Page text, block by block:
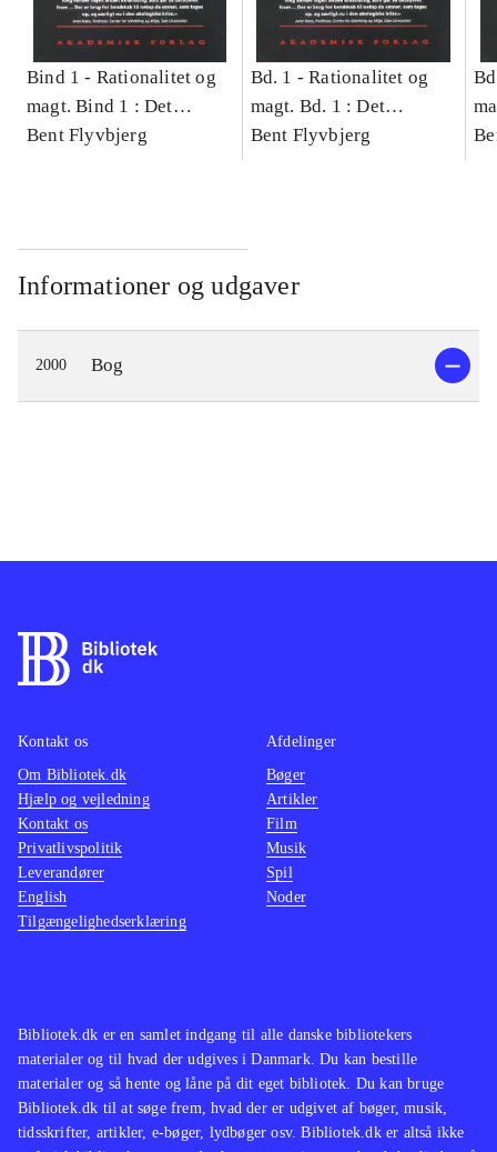
Bind 1 - Rationalitet og
magt. Bind 1 : Det
konkretes videnskab
Bent Flyvbjerg
Bd. 1 -Rationalitet og
magt. Bd. 1 : Det
konkretes videnskab
Bent Flyvbjerg
Informationer og udgaver
2000 Bog
Bibliotek.dk er en samlet indgang til alle danske bibliotekers
materialer og til hvad der udgives i Danmark. Du kan bestille
materialer og så hente og låne på dit eget bibliotek. Du kan bruge
Bibliotek.dk til at søge frem, hvad der er udgivet af bøger, musik,
tidsskrifter, artikler, e-bøger, lydbøger osv. Bibliotek.dk er altså ikke
Kontakt os
Om Bibliotek.dk
Hjælp og vejledning
Kontakt os
Privatlivspolitik
Leverandører
English
Tilgængelighedserklæring
Afdelinger
Bøger
Artikler
Film
Musik
Spil
Noder